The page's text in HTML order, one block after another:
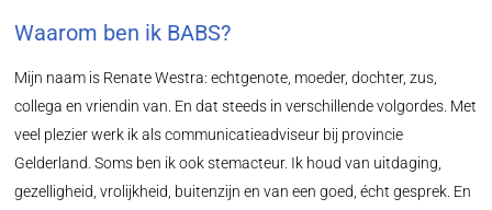
Waarom ben ik BABS?
Mijn naam is Renate Westra: echtgenote, moeder, dochter, zus,
collega en vriendin van. En dat steeds in verschillende volgordes. Met
veel plezier werk ik als communicatieadviseur bij provincie
Gelderland. Soms ben ik ook stemacteur. Ik houd van uitdaging,
gezelligheid, vrolijkheid, buitenzijn en van een goed, écht gesprek. En